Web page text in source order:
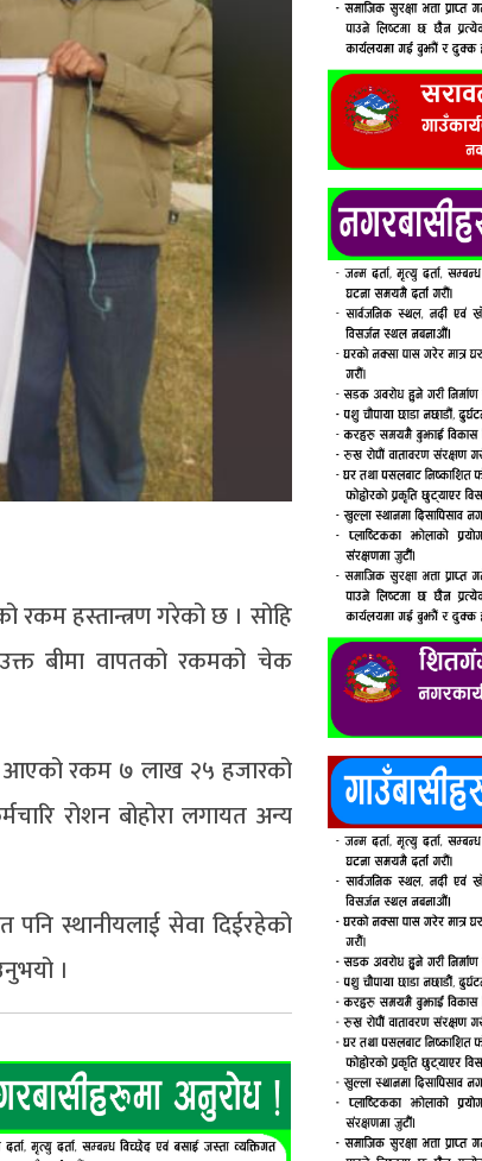
रकम हस्तान्त्रण गरेको छ । सोहि
बीमा वापतको रकमको चेक
आएको रकम ७ लाख २५ हजारको
रोशन बोहोरा लगायत अन्य
पनि स्थानीयलाई सेवा दिईरहेको
।